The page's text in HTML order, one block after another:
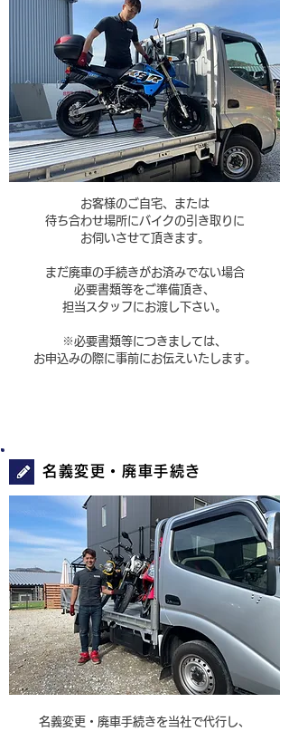
お客様のご自宅、または
待ち合わせ場所にバイクの引き取りに
お伺いさせて頂きます。
まだ廃車の手続きがお済みでない場合
​必要書類等をご準備頂き、
担当スタッフにお渡し下さい。
※必要書類等につきましては、
お申込みの際に事前にお伝えいたします。
名義変更・廃車手続き
名義変更・廃車手続きを当社で代行し、